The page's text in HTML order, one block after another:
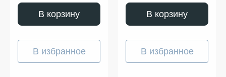
волос
Стайлеры
и
работа
В корзину
В избранное
В корзину
В избранное